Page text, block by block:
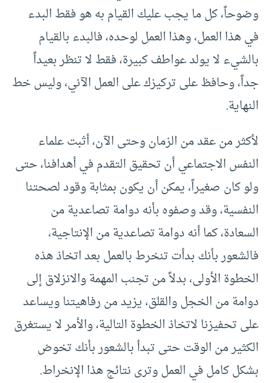
وضوحاً، كل ما يجب عليك القيام به هو فقط البدء
في هذا العمل، وهذا العمل لوحده، فالبدء بالقيام
بالشيء لا يولد عواطف كبيرة، فقط لا تنظر بعيداً
جداً، وحافظ على تركيزك على العمل الآني، وليس خط
النهاية.
لأكثر من عقد من الزمان وحتى الآن، أثبت علماء
النفس الاجتماعي أن تحقيق التقدم في أهدافنا، حتى
ولو كان صغيراً، يمكن أن يكون بمثابة وقود لصحتنا
النفسية، وقد وصفوه بأنه دوامة تصاعدية من
السعادة، كما أنه دوامة تصاعدية من الإنتاجية،
فالشعور بأنك بدأت تنخرط بالعمل بعد اتخاذ هذه
الخطوة الأولى، بدلاً من تجنب المهمة والانزلاق إلى
دوامة من الخجل والقلق، يزيد من رفاهيتنا ويساعد
على تحفيزنا لاتخاذ الخطوة التالية، والأمر لا يستغرق
الكثير من الوقت حتى تبدأ بالشعور بأنك تخوض
بشكل كامل في العمل وترى نتائج هذا الإنخراط.